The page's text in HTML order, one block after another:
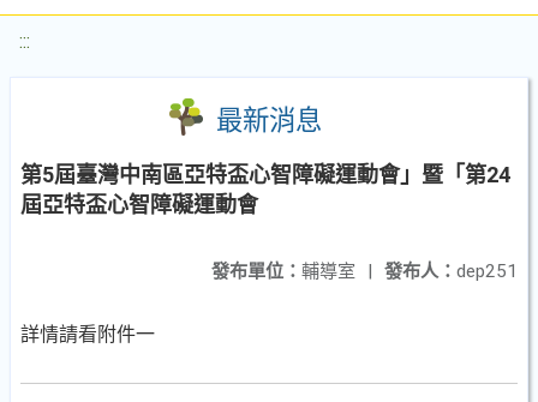
:::
最新消息
第5屆臺灣中南區亞特盃心智障礙運動會」暨「第24
屆亞特盃心智障礙運動會
發布人： dep251
發布單位： 輔導室 |
詳情請看附件一